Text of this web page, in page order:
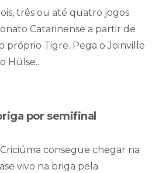
três ou até quatro jogos
Catarinense a partir de
próprio Tigre. Pega o Joinville
Hülse...
por semifinal
consegue chegar na
vivo na briga pela